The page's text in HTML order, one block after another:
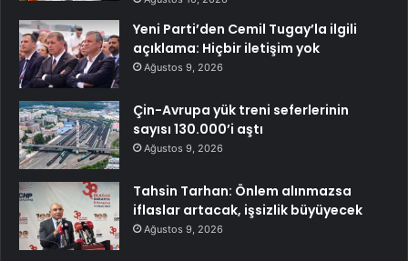
Yeni Parti’den Cemil Tugay’la ilgili
açıklama: Hiçbir iletişim yok
Ağustos 9, 2026
Çin-Avrupa yük treni seferlerinin
sayısı 130.000’i aştı
Ağustos 9, 2026
Tahsin Tarhan: Önlem alınmazsa
iflaslar artacak, işsizlik büyüyecek
Ağustos 9, 2026